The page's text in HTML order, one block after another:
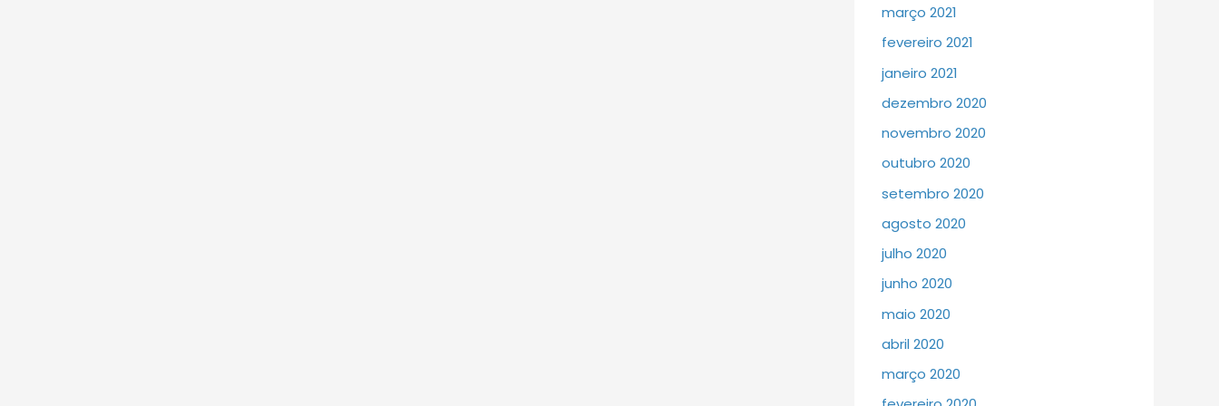
março 2021
fevereiro 2021
janeiro 2021
dezembro 2020
novembro 2020
outubro 2020
setembro 2020
agosto 2020
julho 2020
junho 2020
maio 2020
abril 2020
março 2020